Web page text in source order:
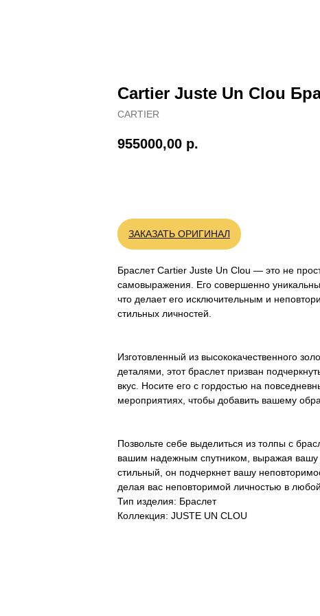
Cartier Juste Un Clou
CARTIER
955000,00 р.
ЗАКАЗАТЬ ОРИГИНАЛ
Браслет Cartier Juste Un Clou — это не
самовыражения. Его совершенно
что делает его исключительным и
стильных личностей.
Изготовленный из высококачественного
деталями, этот браслет призван
вкус. Носите его с гордостью на
мероприятиях, чтобы добавить вашему
Позвольте себе выделиться из толпы с
вашим надежным спутником, выражая вашу
стильный, он подчеркнет вашу
делая вас неповторимой личностью в
Тип изделия: Браслет
Коллекция: JUSTE UN CLOU